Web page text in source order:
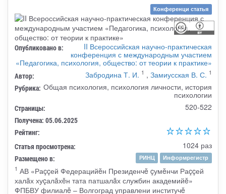
Конференци статья
Опубликовано в:
II Всероссийская научно-практическая
конференция с международным участием
«Педагогика, психология, общество: от теории к практике»
Автор: Забродина Т. И. 1 , Замиусская В. С. 1
Рубрика: Общая психология, психология личности, история
психологии
Страницы: 520-522
Получена: 05.06.2025
Рейтинг:
Статья просмотрена:
1024 раз
Размещено в: РИНЦ
Информрегистр
1 АВ «Раççей Федерацийĕн Президенчĕ çумĕнчи Раççей
халăх хуçалăхĕн тата патшалăх службин академийĕ»
ФПБВУ филиалĕ – Волгоград управлени институчĕ